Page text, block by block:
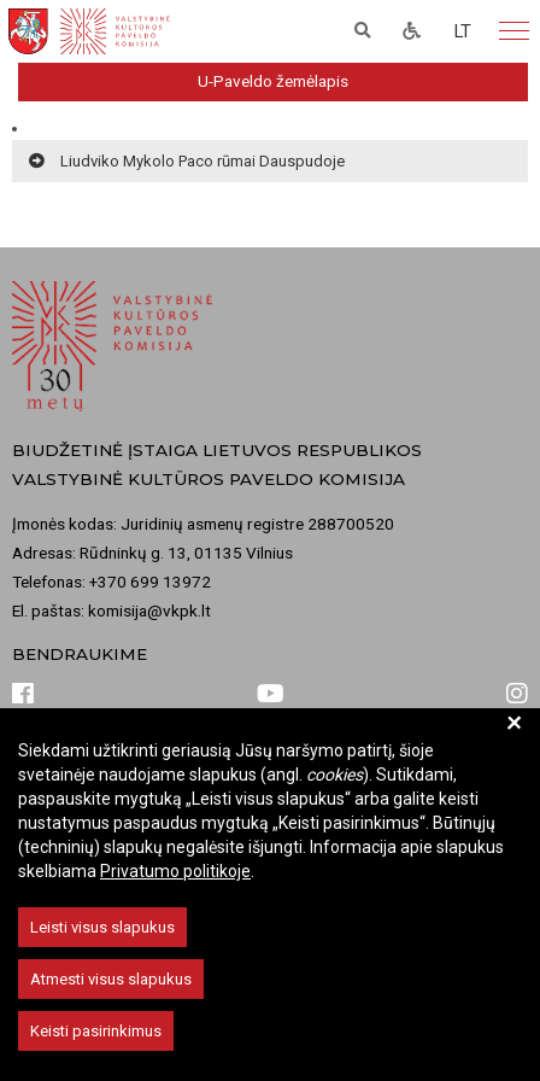
LT
U-Paveldo žemėlapis
Liudviko Mykolo Paco rūmai Dauspudoje
BIUDŽETINĖ ĮSTAIGA LIETUVOS RESPUBLIKOS
VALSTYBINĖ KULTŪROS PAVELDO KOMISIJA
Įmonės kodas: Juridinių asmenų registre 288700520
Adresas: Rūdninkų g. 13, 01135 Vilnius
Telefonas: +370 699 13972
El. paštas: komisija@vkpk.lt
BENDRAUKIME
© 2026 Valstybinė kultūros paveldo komisija. Visos teisės saugomos.
Keisti slapukų nustatymus
+
Siekdami užtikrinti geriausią Jūsų naršymo patirtį, šioje
svetainėje naudojame slapukus (angl. cookies). Sutikdami,
paspauskite mygtuką „Leisti visus slapukus“ arba galite keisti
nustatymus paspaudus mygtuką „Keisti pasirinkimus“. Būtinųjų
(techninių) slapukų negalėsite išjungti. Informacija apie slapukus
skelbiama Privatumo politikoje
Leisti visus slapukus
Atmesti visus slapukus
Keisti pasirinkimus